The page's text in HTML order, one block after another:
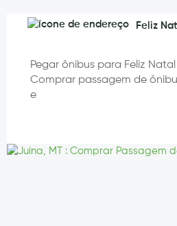
Feliz
Pegar ônibus para Feliz
Comprar passagem de
e